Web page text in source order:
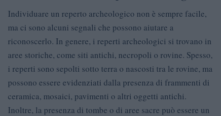
Individuare un reperto archeologico non è sempre facile,
ma ci sono alcuni segnali che possono aiutare a
riconoscerlo. In genere, i reperti archeologici si trovano in
aree storiche, come siti antichi, necropoli o rovine. Spesso,
i reperti sono sepolti sotto terra o nascosti tra le rovine, ma
possono essere evidenziati dalla presenza di frammenti di
ceramica, mosaici, pavimenti o altri oggetti antichi.
Inoltre, la presenza di tombe o di aree sacre può essere un